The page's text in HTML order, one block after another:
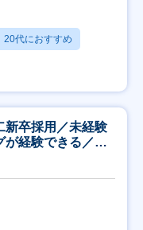
20代におすすめ
新卒採用／未経験
が経験できる／研